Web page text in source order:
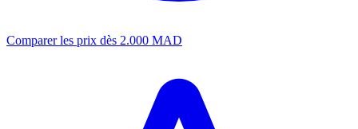
Comparer les prix dès 2.000 MAD